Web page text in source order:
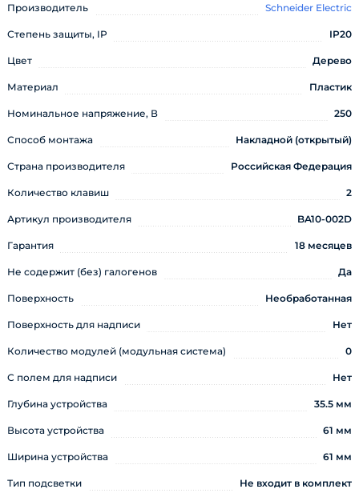
Производитель Schneider Electric
Степень защиты, IP IP20
Цвет Дерево
Материал Пластик
Номинальное напряжение, В 250
Способ монтажа Накладной (открытый)
Страна производителя Российская Федерация
Количество клавиш 2
Артикул производителя BA10-002D
Гарантия 18 месяцев
Не содержит (без) галогенов Да
Поверхность Необработанная
Поверхность для надписи Нет
Количество модулей (модульная система) 0
С полем для надписи Нет
Глубина устройства 35.5 мм
Высота устройства 61 мм
Ширина устройства 61 мм
Тип подсветки Не входит в комплект